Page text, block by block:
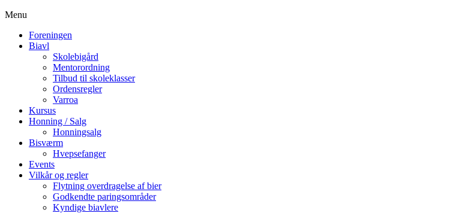
Menu
Foreningen
Biavl
Skolebigård
Mentorordning
Tilbud til skoleklasser
Ordensregler
Varroa
Kursus
Honning / Salg
Honningsalg
Bisværm
Hvepsefanger
Events
Vilkår og regler
Flytning overdragelse af bier
Godkendte paringsområder
Kyndige biavlere